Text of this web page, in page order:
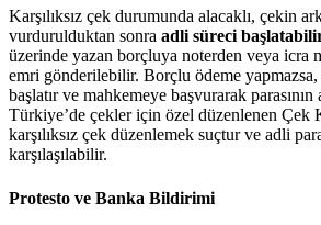
Karşılıksız çek durumunda alacaklı, çekin
vurdurulduktan sonra adli süreci
üzerinde yazan borçluya noterden veya icra
emri gönderilebilir. Borçlu ödeme yapmazsa,
başlatır ve mahkemeye başvurarak parasının
Türkiye’de çekler için özel düzenlenen Çek
karşılıksız çek düzenlemek suçtur ve adli
karşılaşılabilir.
Protesto ve Banka Bildirimi